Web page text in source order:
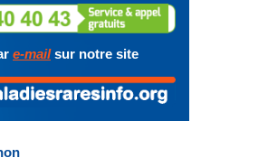
e-mailsur notre site